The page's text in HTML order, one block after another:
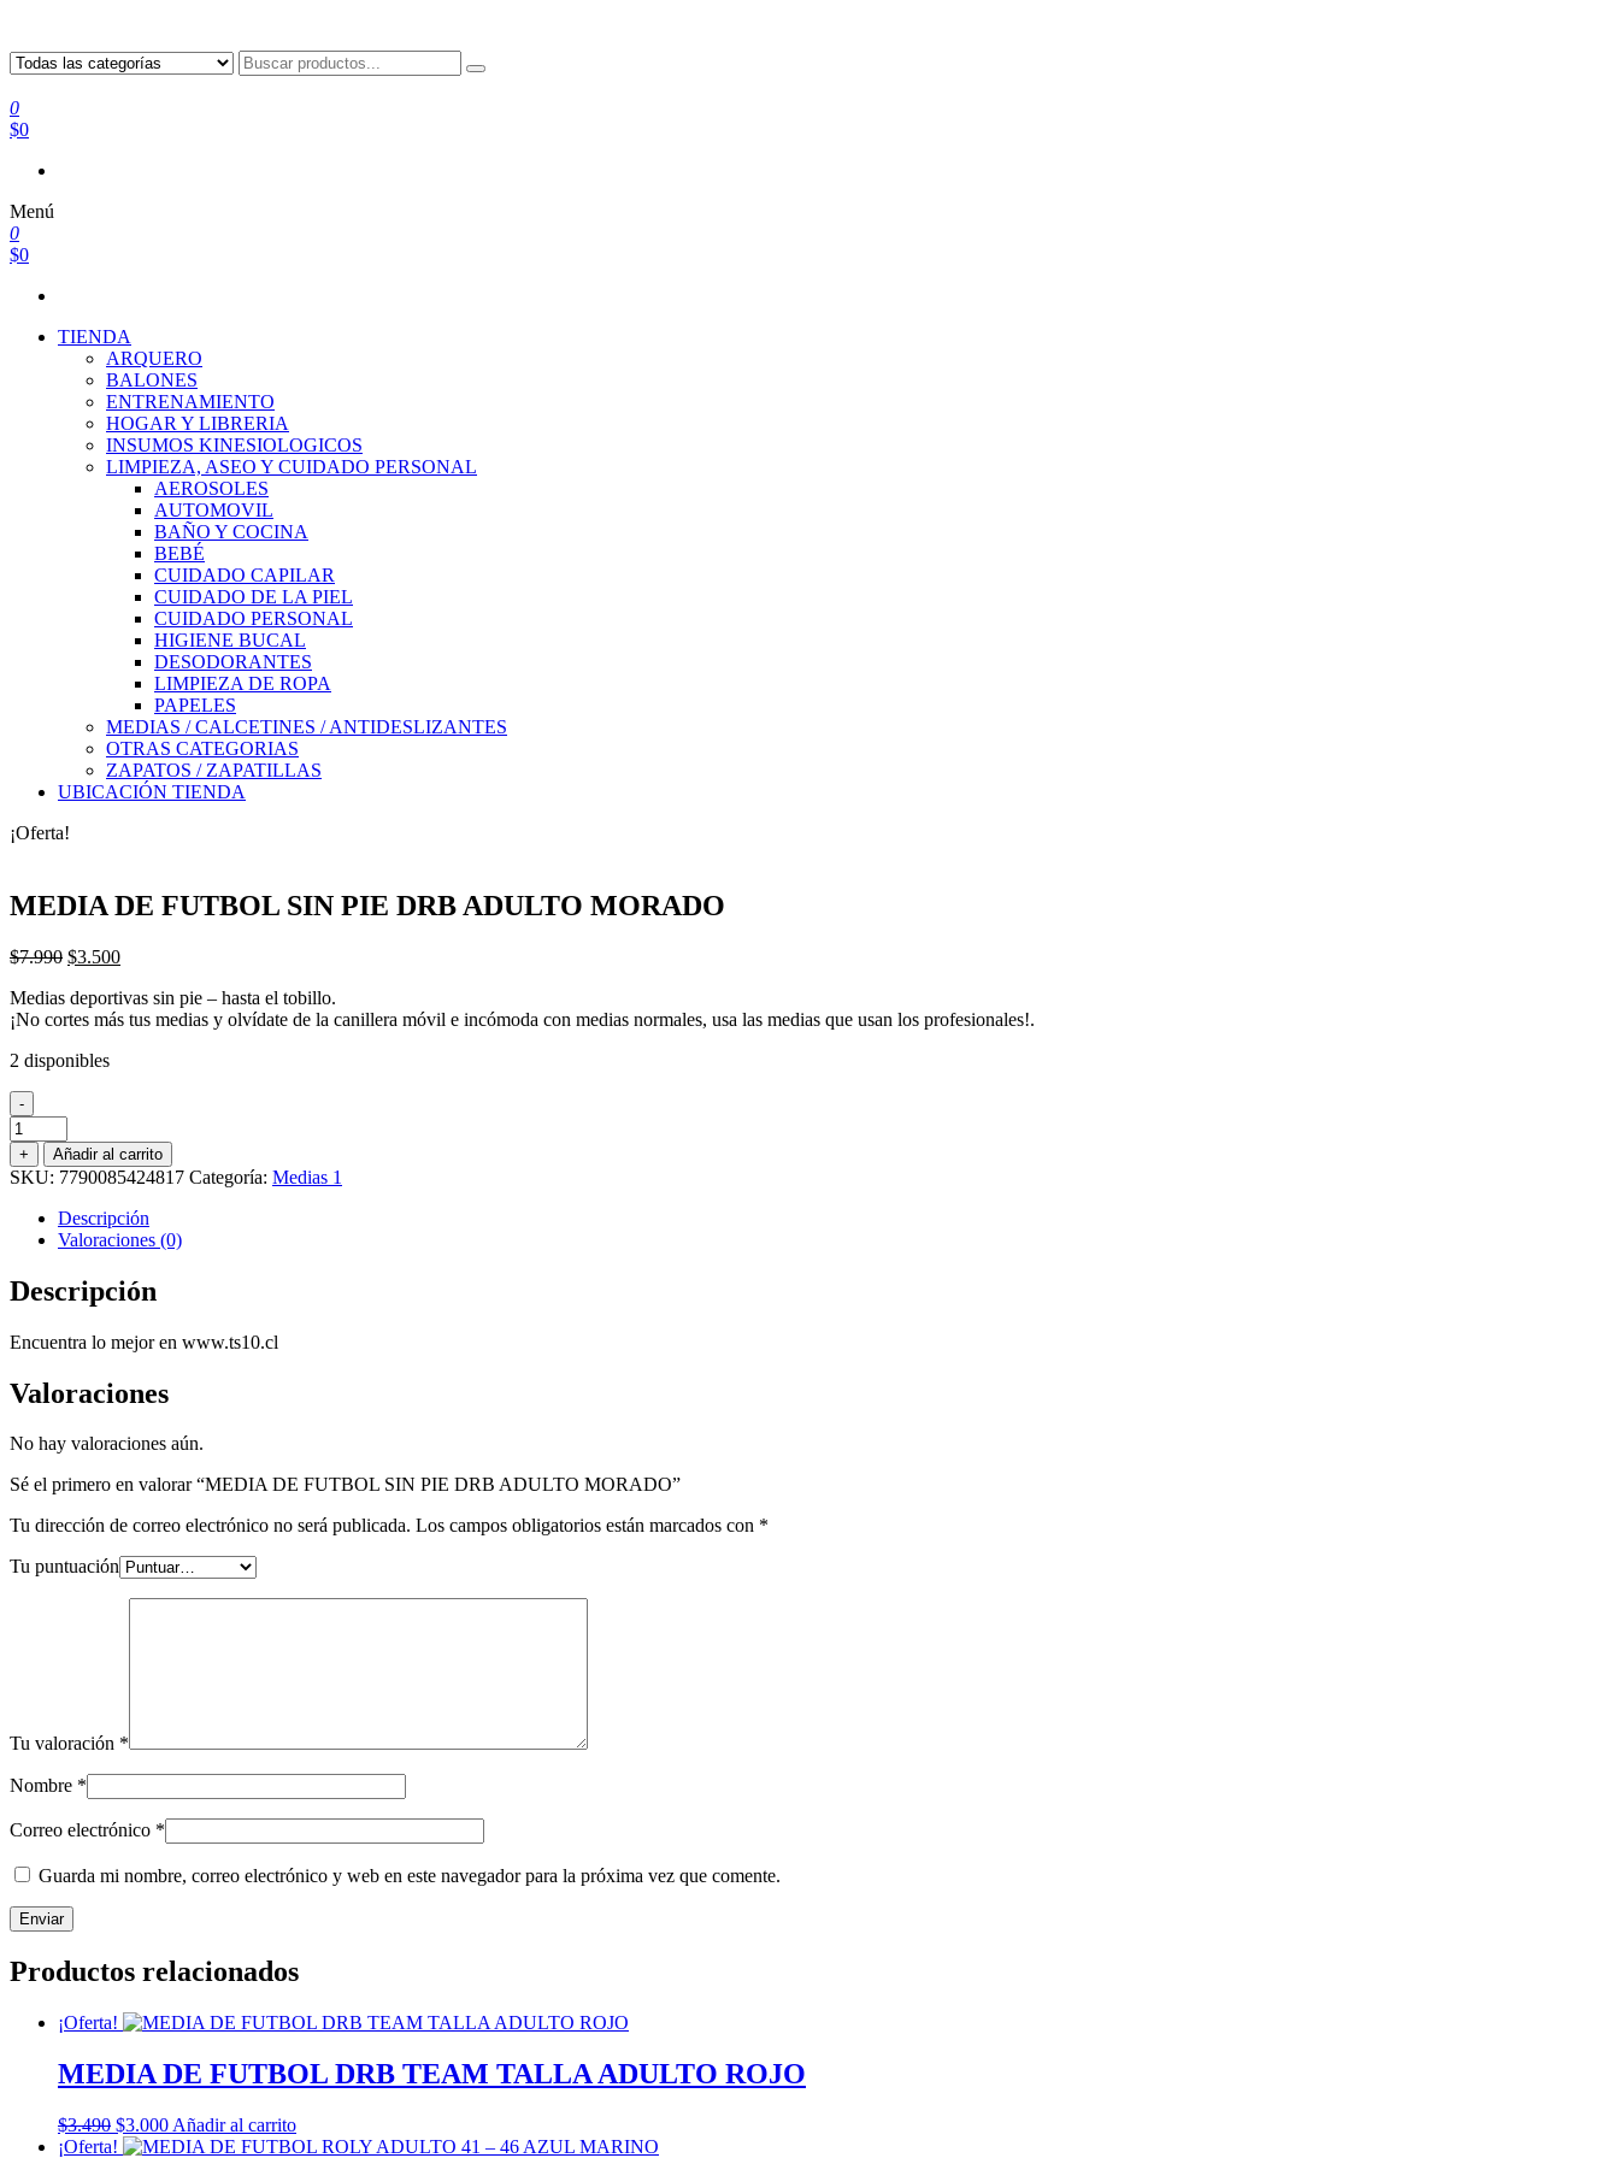
0
$0
Menú
0
$0
TIENDA
ARQUERO
BALONES
ENTRENAMIENTO
HOGAR Y LIBRERIA
INSUMOS KINESIOLOGICOS
LIMPIEZA, ASEO Y CUIDADO PERSONAL
AEROSOLES
AUTOMOVIL
BAÑO Y COCINA
BEBÉ
CUIDADO CAPILAR
CUIDADO DE LA PIEL
CUIDADO PERSONAL
HIGIENE BUCAL
DESODORANTES
LIMPIEZA DE ROPA
PAPELES
MEDIAS / CALCETINES / ANTIDESLIZANTES
OTRAS CATEGORIAS
ZAPATOS / ZAPATILLAS
UBICACIÓN TIENDA
¡Oferta!
MEDIA DE FUTBOL SIN PIE DRB ADULTO MORADO
$7.990 El
original
era:
$3.500El
actual
es:
Medias deportivas sin pie – hasta el tobillo.
¡No cortes más tus medias y olvídate de la canillera móvil e incómoda con medias normales, usa las medias que usan los profesionales!.
2 disponibles
-
MEDIA
DE
FUTBOL
SIN
DRB
ADULTO
MORADO
cantidad
+ Añadir al carrito
SKU: 7790085424817 Categoría: Medias 1
Descripción
Valoraciones (0)
Descripción
Encuentra lo mejor en www.ts10.cl
Valoraciones
No hay valoraciones aún.
Sé el primero en valorar “MEDIA DE FUTBOL SIN PIE DRB ADULTO MORADO”
Tu dirección de correo electrónico no será publicada. Los campos obligatorios están marcados con *
Tu puntuación
Tu valoración *
Nombre *
Correo electrónico *
Guarda mi nombre, correo electrónico y web en este navegador para la próxima vez que comente.
Productos relacionados
¡Oferta!
MEDIA DE FUTBOL DRB TEAM TALLA ADULTO ROJO
$3.490 El
precio
$3.000El
precio
Añadir al carrito
¡Oferta!